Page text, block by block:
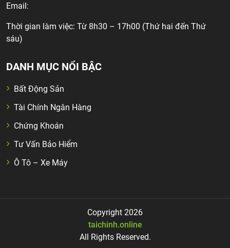
Email:
Thời gian làm việc: Từ 8h30 – 17h00 (Thứ hai đến Thứ
sáu)
DANH MỤC NỔI BẬC
Bất Động Sản
Tài Chính Ngân Hàng
Chứng Khoán
Tư Vấn Bảo Hiểm
Ô Tô – Xe Máy
Copyright 2026
taichinh.online
All Rights Reserved.